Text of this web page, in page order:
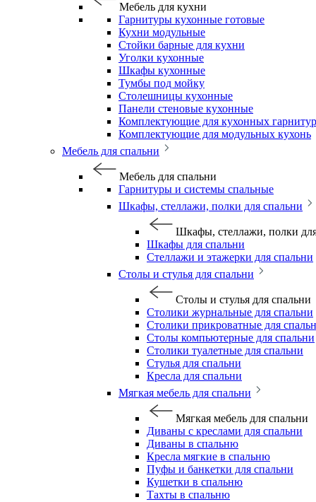
Мебель для кухни
Гарнитуры кухонные готовые
Кухни модульные
Стойки барные для кухни
Уголки кухонные
Шкафы кухонные
Тумбы под мойку
Столешницы кухонные
Панели стеновые кухонные
Комплектующие для кухонных
Комплектующие для модульных кухонь
Мебель для спальни
Мебель для спальни
Гарнитуры и системы спальные
Шкафы, стеллажи, полки для спальни
Шкафы, стеллажи, полки
Шкафы для спальни
Стеллажи и этажерки для спальни
Столы и стулья для спальни
Столы и стулья для спальни
Столики журнальные для спальни
Столики прикроватные для
Столы компьютерные для спальни
Столики туалетные для спальни
Стулья для спальни
Кресла для спальни
Мягкая мебель для спальни
Мягкая мебель для спальни
Диваны с креслами для спальни
Диваны в спальню
Кресла мягкие в спальню
Пуфы и банкетки для спальни
Кушетки в спальню
Тахты в спальню